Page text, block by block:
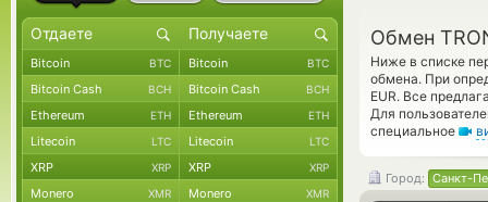
Обмен
Ниже в списке
обмена. При
EUR. Все
Для
специальное
Город: Санкт-
Bitcoin BTC Bitcoin BTC
Bitcoin Cash BCH Bitcoin Cash BCH
Ethereum ETH Ethereum ETH
Litecoin LTC Litecoin LTC
XRP XRP XRP XRP
Monero XMR Monero XMR